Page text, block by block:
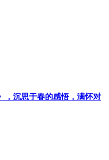
，沉思于春的感悟，满怀对